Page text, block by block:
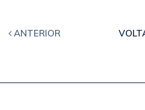
ANTERIOR